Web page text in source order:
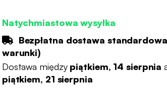
Natychmiastowa wysyłka
Bezpłatna dostawa
warunki)
Dostawa między piątkiem, 14 sierpnia
piątkiem, 21 sierpnia